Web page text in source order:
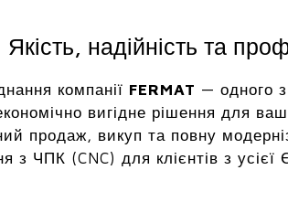
надійність та
компанії FERMAT — одного
вигідне рішення для
продаж, викуп та повну
з ЧПК (CNC) для клієнтів з